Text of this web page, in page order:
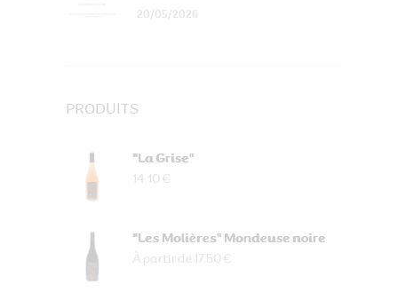
20/05/2026
PRODUITS
"La Grise"
14.10 €
"Les Molières" Mondeuse noire
À partir de 17.50 €